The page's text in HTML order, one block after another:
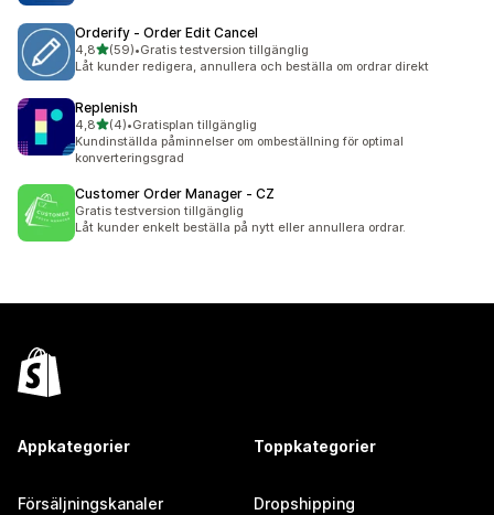
Orderify ‑ Order Edit Cancel
4,8av 5 stjärnor
(59)
59 recensioner totalt
•Gratis testversion tillgänglig
Låt kunder redigera, annullera och beställa om ordrar direkt
Replenish
4,8av 5 stjärnor
(4)
4 recensioner totalt
•Gratisplan tillgänglig
Kundinställda påminnelser om ombeställning för optimal
konverteringsgrad
Customer Order Manager ‑ CZ
Gratis testversion tillgänglig
Låt kunder enkelt beställa på nytt eller annullera ordrar.
Appkategorier
Försäljningskanaler
Toppkategorier
Dropshipping